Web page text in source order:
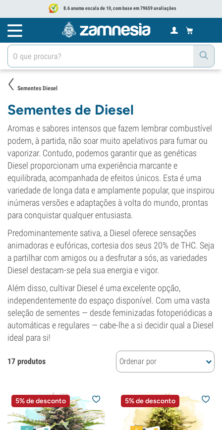
8.6 anuma escala de 10, com base em 79659 avaliações
Sementes Diesel
Sementes de Diesel
Aromas e sabores intensos que fazem lembrar combustível
podem, à partida, não soar muito apelativos para fumar ou
vaporizar. Contudo, podemos garantir que as genéticas
Diesel proporcionam uma experiência marcante e
equilibrada, acompanhada de efeitos únicos. Esta é uma
variedade de longa data e amplamente popular, que inspirou
inúmeras versões e adaptações à volta do mundo, prontas
para conquistar qualquer entusiasta.
Predominantemente sativa, a Diesel oferece sensações
animadoras e eufóricas, cortesia dos seus 20% de THC. Seja
a partilhar com amigos ou a desfrutar a sós, as variedades
Diesel destacam-se pela sua energia e vigor.
Além disso, cultivar Diesel é uma excelente opção,
independentemente do espaço disponível. Com uma vasta
seleção de sementes — desde feminizadas fotoperiódicas a
automáticas e regulares — cabe-lhe a si decidir qual a Diesel
ideal para si!
17 produtos Ordenar por
5% de desconto 5% de desconto